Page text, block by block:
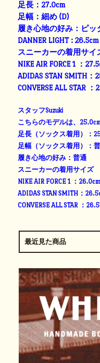
足長：27.0cm
足幅：細め (D)
履き心地の好み：ピッ
DANNER LIGHT : 26.5cm
スニーカーの着用サイ
NIKE AIR FORCE 1 ：
ADIDAS STAN SMITH：
CONVERSE ALL STAR ：
スタッフSuzuki
こちらのモデルは、
足長（ソックス着用）：
足幅（ソックス着用）：
履き心地の好み：普通
スニーカーの着用サイズ
NIKE AIR FORCE 1 ：26.0cm
ADIDAS STAN SMITH：
CONVERSE ALL STAR ：
最近見た商品